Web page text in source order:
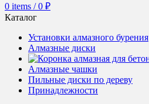
0 items / 0 ₽
Каталог
Установки алмазного бурения
Алмазные диски
Алмазные чашки
Пильные диски по дереву
Принадлежности